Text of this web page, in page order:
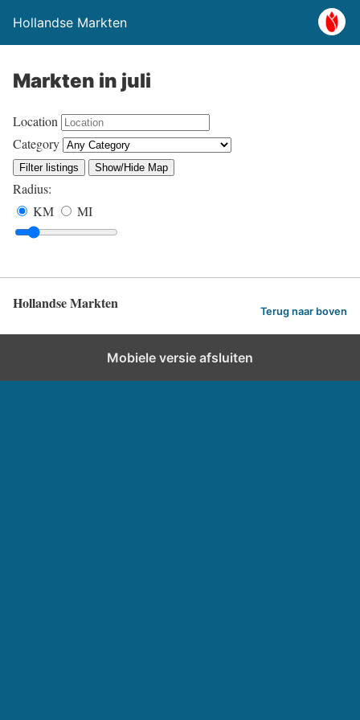
Hollandse Markten
Markten in juli
Location
Category
Filter listings Show/Hide Map
Radius:
KM
MI
Hollandse Markten Terug naar boven
Mobiele versie afsluiten